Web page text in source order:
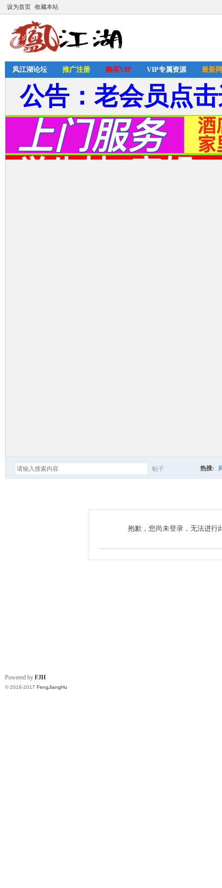
设为首页 收藏本站
凤江湖论坛 推广注册 购买VIP VIP专属资源 最新
公告：老会员点
帖子
索
热搜:
抱歉，您尚未登录，无法进行
Powered by FJH
© 2016-2017 FengJiangHu